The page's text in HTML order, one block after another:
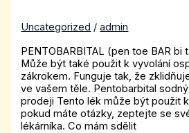
Uncategorized /admin
PENTOBARBITAL (pen toe BAR bi
Může být také použit k vyvolání
zákrokem. Funguje tak, že
ve vašem těle. Pentobarbital
prodeji Tento lék může být použit
pokud máte otázky, zeptejte se
lékárníka. Co mám sdělit